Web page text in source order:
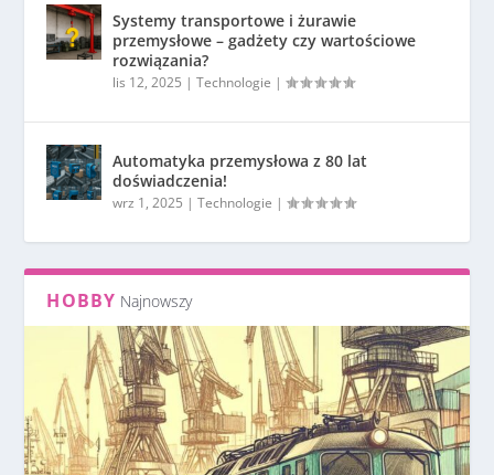
Systemy transportowe i żurawie
przemysłowe – gadżety czy wartościowe
rozwiązania?
lis 12, 2025 |Technologie |
Automatyka przemysłowa z 80 lat
doświadczenia!
wrz 1, 2025 |Technologie |
HOBBY Najnowszy